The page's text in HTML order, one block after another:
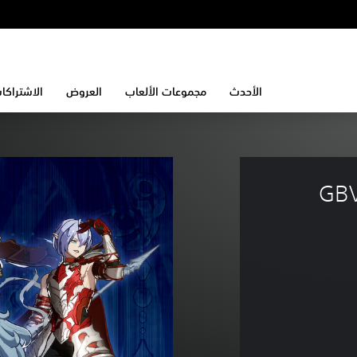
الأحدث مجموعات الألعاب العروض